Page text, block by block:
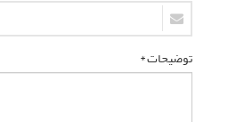
توضیحات *